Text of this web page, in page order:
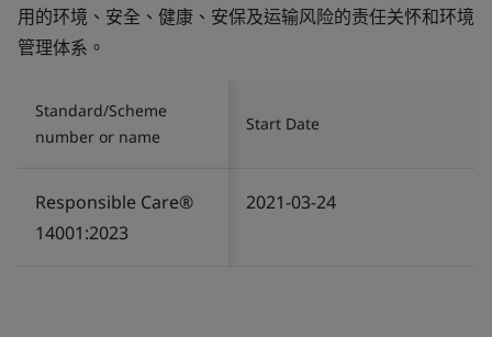
用的环境、安全、健康、安保及运输风险的责任关怀和环境
管理体系。
Standard/Scheme
number or name
Start Date
Responsible Care®
14001:2023
2021-03-24